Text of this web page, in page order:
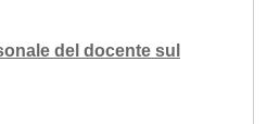
del docente sul